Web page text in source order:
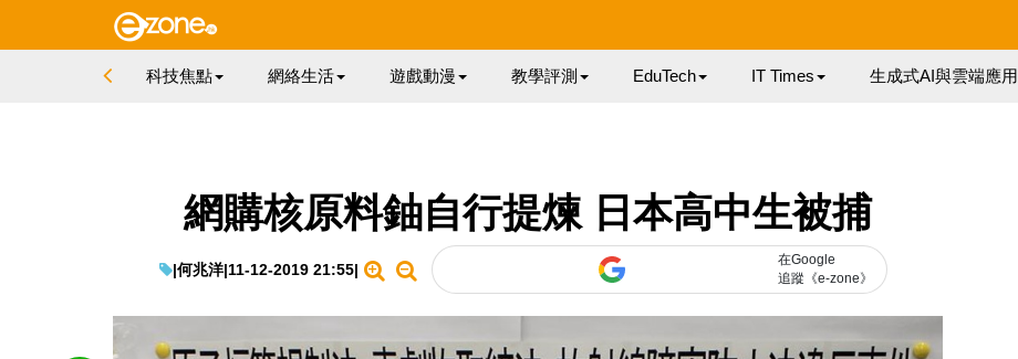
科技焦點 網絡生活 遊戲動漫 教學評測 EduTech IT Times 生成式AI與雲端應用
網購核原料鈾自行提煉 日本高中生被捕
|何兆洋|11-12-2019 21:55|
在Google
追蹤《e-zone》